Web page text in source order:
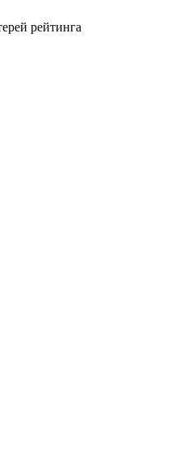
рейтинга